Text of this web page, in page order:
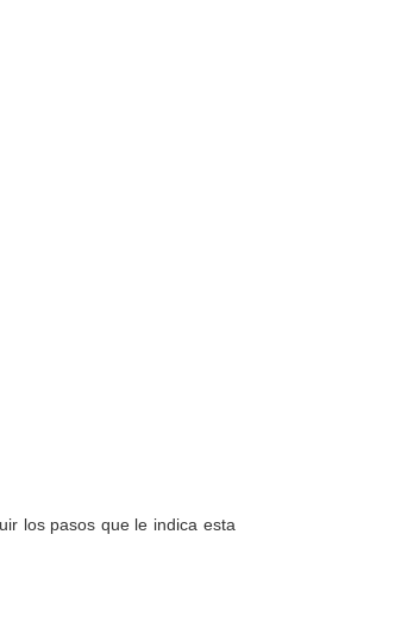
los pasos que le indica esta